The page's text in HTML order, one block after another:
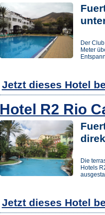
Der
Meter
Jetzt dieses Hotel
Hotel R2 Rio
Die
Hotels
Jetzt dieses Hotel